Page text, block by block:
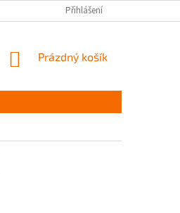
NAPIŠTE NÁMPřihlášení
NÁKUPNÍ
Prázdný košík